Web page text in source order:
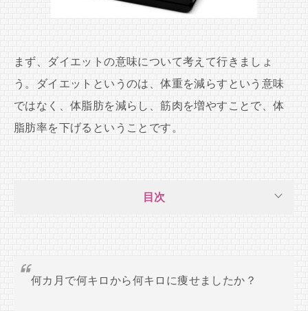
まず、ダイエットの意味について考えて行きましょ
う。ダイエットというのは、体重を減らすという意味
ではなく、体脂肪を減らし、筋肉を増やすことで、体
脂肪率を下げるということです。
目次
何カ月で何キロから何キロに痩せましたか？